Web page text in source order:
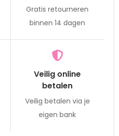
Gratis retourneren
binnen 14 dagen
Veilig online
betalen
Veilig betalen via je
eigen bank